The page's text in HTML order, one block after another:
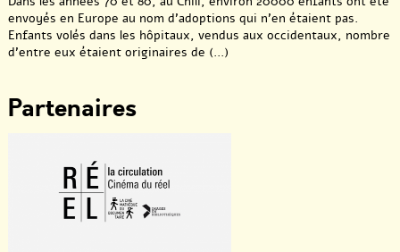
envoyés en Europe au nom d’adoptions qui n’en étaient pas.
Enfants volés dans les hôpitaux, vendus aux occidentaux, nombre
d’entre eux étaient originaires de (...)
Partenaires